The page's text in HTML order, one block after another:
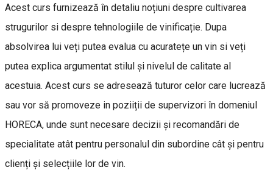
Acest curs furnizează în detaliu noțiuni despre cultivarea
strugurilor si despre tehnologiile de vinificație. Dupa
absolvirea lui veți putea evalua cu acuratețe un vin si veți
putea explica argumentat stilul și nivelul de calitate al
acestuia. Acest curs se adresează tuturor celor care lucrează
sau vor să promoveze in poziiții de supervizori în domeniul
HORECA, unde sunt necesare decizii și recomandări de
specialitate atât pentru personalul din subordine cât și pentru
clienți și selecțiile lor de vin.